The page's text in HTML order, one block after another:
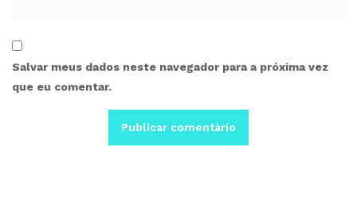
Salvar meus dados neste navegador para a próxima vez
que eu comentar.